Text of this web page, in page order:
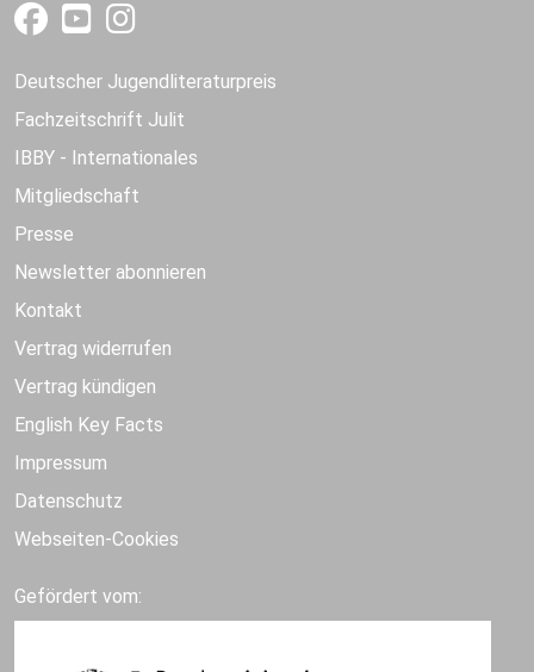
Deutscher Jugendliteraturpreis
Fachzeitschrift Julit
IBBY - Internationales
Mitgliedschaft
Presse
Newsletter abonnieren
Kontakt
Vertrag widerrufen
Vertrag kündigen
English Key Facts
Impressum
Datenschutz
Webseiten-Cookies
Gefördert vom: